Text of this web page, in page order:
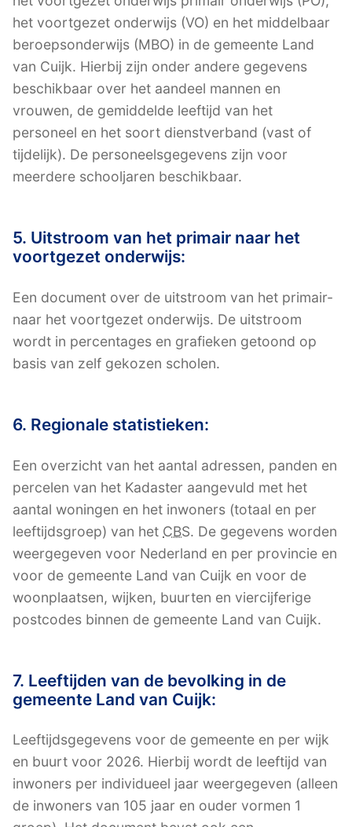
het voortgezet onderwijs (VO) en het middelbaar
beroepsonderwijs (MBO) in de gemeente Land
van Cuijk. Hierbij zijn onder andere gegevens
beschikbaar over het aandeel mannen en
vrouwen, de gemiddelde leeftijd van het
personeel en het soort dienstverband (vast of
tijdelijk). De personeelsgegevens zijn voor
meerdere schooljaren beschikbaar.
5. Uitstroom van het primair naar het
voortgezet onderwijs:
Een document over de uitstroom van het primair-
naar het voortgezet onderwijs. De uitstroom
wordt in percentages en grafieken getoond op
basis van zelf gekozen scholen.
6. Regionale statistieken:
Een overzicht van het aantal adressen, panden en
percelen van het Kadaster aangevuld met het
aantal woningen en het inwoners (totaal en per
leeftijdsgroep) van het CBS. De gegevens worden
weergegeven voor Nederland en per provincie en
voor de gemeente Land van Cuijk en voor de
woonplaatsen, wijken, buurten en viercijferige
postcodes binnen de gemeente Land van Cuijk.
7. Leeftijden van de bevolking in de
gemeente Land van Cuijk:
Leeftijdsgegevens voor de gemeente en per wijk
en buurt voor 2026. Hierbij wordt de leeftijd van
inwoners per individueel jaar weergegeven (alleen
de inwoners van 105 jaar en ouder vormen 1